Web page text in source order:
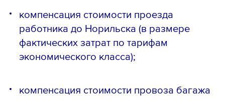
компенсация стоимости проезда
работника до Норильска (в размере
фактических затрат по тарифам
экономического класса);
компенсация стоимости провоза багажа